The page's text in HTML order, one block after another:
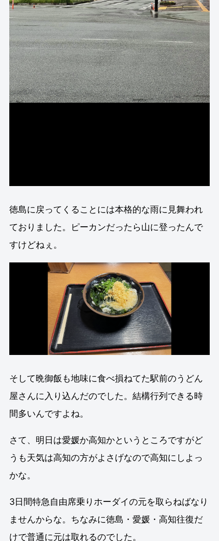
徳島に戻ってくることには本格的な雨に見舞われ
ておりました。ピーカンだったら山に登ったんで
すけどねぇ。
そして晩御飯も地味に食べ損ねてた駅前のうどん
屋さんに入り込んだのでした。結構行列できる時
間多いんですよね。
さて、明日は愛媛か高知かというところですがど
うも天気は高知の方がよさげなので高知にしよっ
かな。
3日間特急自由席乗りホーダイの元を取らねばなり
ませんからな。ちなみに徳島・愛媛・高知往復だ
けで普通に元は取れるのでした。